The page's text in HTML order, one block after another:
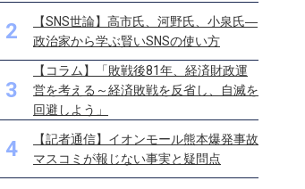
2
【SNS世論】高市氏、河野氏、小泉氏―
政治家から学ぶ賢いSNSの使い方
3
【コラム】「敗戦後81年、経済財政運
営を考える～経済敗戦を反省し、自滅を
回避しよう」
4
【記者通信】イオンモール熊本爆発事故
マスコミが報じない事実と疑問点